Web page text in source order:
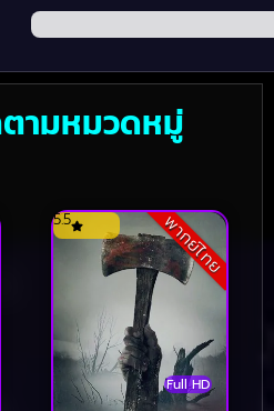
ามหมวดหมู่
พากย์ไทย
Full HD
5.5